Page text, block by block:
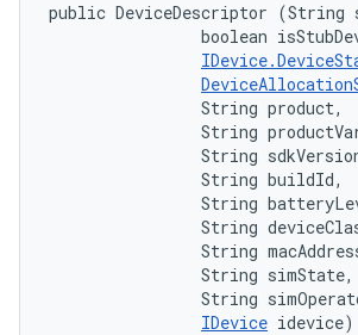
public DeviceDescriptor
boolean
                String product,
String
String
                String buildId,
String
String
String
                String simState,
String
IDevice idevice)